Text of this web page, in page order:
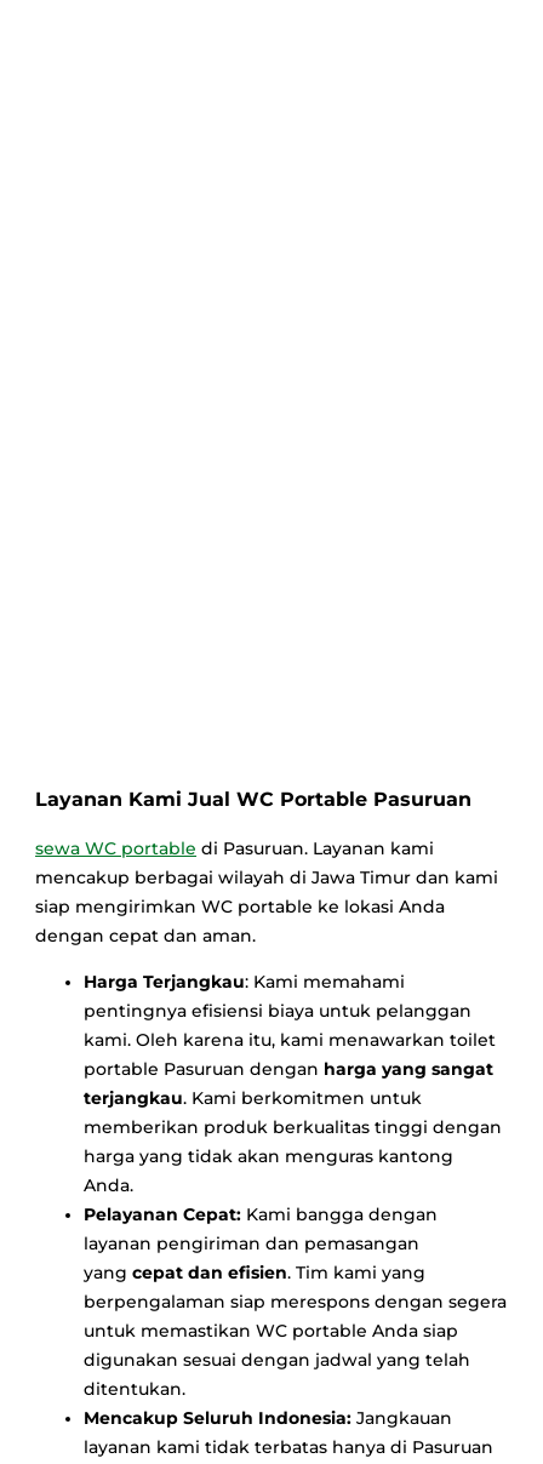
Layanan Kami Jual WC Portable Pasuruan
sewa WC portable di Pasuruan. Layanan kami
mencakup berbagai wilayah di Jawa Timur dan kami
siap mengirimkan WC portable ke lokasi Anda
dengan cepat dan aman.
Harga Terjangkau: Kami memahami
pentingnya efisiensi biaya untuk pelanggan
kami. Oleh karena itu, kami menawarkan toilet
portable Pasuruan dengan harga yang sangat
terjangkau. Kami berkomitmen untuk
memberikan produk berkualitas tinggi dengan
harga yang tidak akan menguras kantong
Anda.
Pelayanan Cepat: Kami bangga dengan
layanan pengiriman dan pemasangan
yangcepat dan efisien. Tim kami yang
berpengalaman siap merespons dengan segera
untuk memastikan WC portable Anda siap
digunakan sesuai dengan jadwal yang telah
ditentukan.
Mencakup Seluruh Indonesia: Jangkauan
layanan kami tidak terbatas hanya di Pasuruan